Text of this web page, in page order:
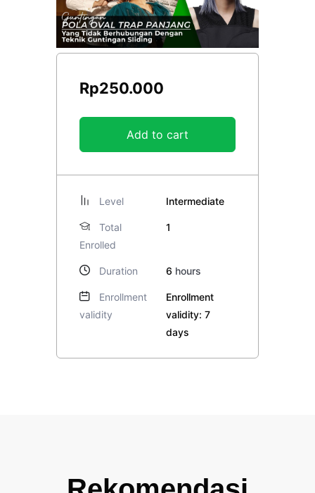
Rp250.000
Add to cart
Level Intermediate
Total
Enrolled
1
Duration 6 hours
Enrollment
validity
Enrollment
validity: 7
days